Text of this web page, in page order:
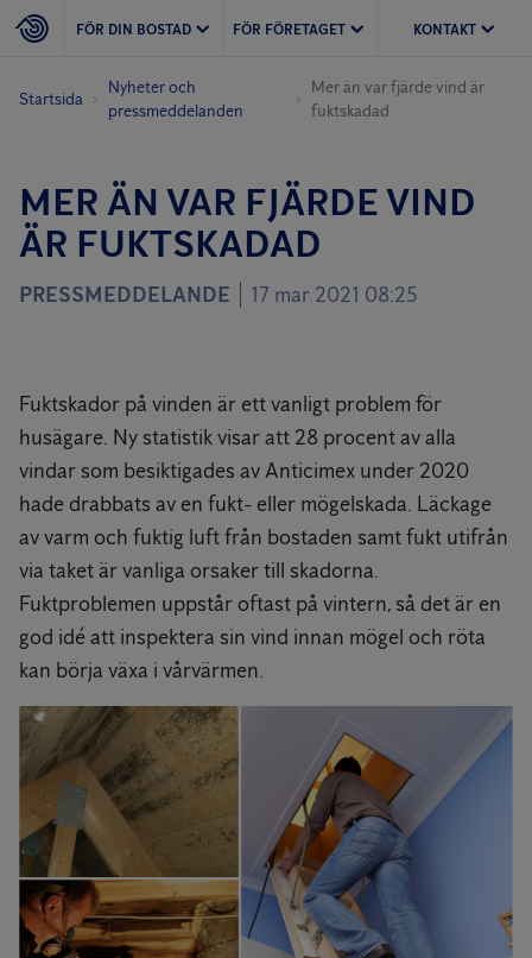
FÖR DIN BOSTAD FÖR FÖRETAGET KONTAKT
Startsida
Nyheter och
pressmeddelanden
Mer än var fjärde vind är
fuktskadad
MER ÄN VAR FJÄRDE VIND
ÄR FUKTSKADAD
PRESSMEDDELANDE 17 mar 2021 08:25
Fuktskador på vinden är ett vanligt problem för
husägare. Ny statistik visar att 28 procent av alla
vindar som besiktigades av Anticimex under 2020
hade drabbats av en fukt- eller mögelskada. Läckage
av varm och fuktig luft från bostaden samt fukt utifrån
via taket är vanliga orsaker till skadorna.
Fuktproblemen uppstår oftast på vintern, så det är en
god idé att inspektera sin vind innan mögel och röta
kan börja växa i vårvärmen.